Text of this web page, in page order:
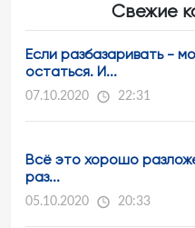
Свежие
Если разбазаривать -
остаться. И...
07.10.2020 22:31
Всё это хорошо
раз...
05.10.2020 20:33